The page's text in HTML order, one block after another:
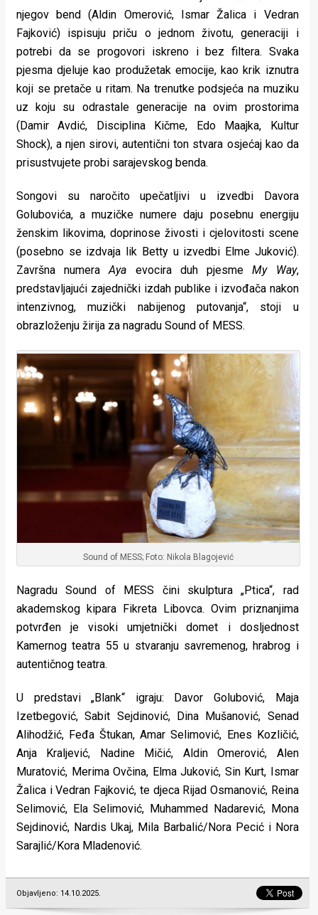
njegov bend (Aldin Omerović, Ismar Žalica i Vedran
Fajković) ispisuju priču o jednom životu, generaciji i
potrebi da se progovori iskreno i bez filtera. Svaka
pjesma djeluje kao produžetak emocije, kao krik iznutra
koji se pretače u ritam. Na trenutke podsjeća na muziku
uz koju su odrastale generacije na ovim prostorima
(Damir Avdić, Disciplina Kičme, Edo Maajka, Kultur
Shock), a njen sirovi, autentični ton stvara osjećaj kao da
prisustvujete probi sarajevskog benda.
Songovi su naročito upečatljivi u izvedbi Davora
Golubovića, a muzičke numere daju posebnu energiju
ženskim likovima, doprinose živosti i cjelovitosti scene
(posebno se izdvaja lik Betty u izvedbi Elme Juković).
Završna numeraAya evocira duh pjesmeMy Way,
predstavljajući zajednički izdah publike i izvođača nakon
intenzivnog, muzički nabijenog putovanja“, stoji u
obrazloženju žirija za nagradu Sound of MESS.
Sound of MESS; Foto: Nikola Blagojević
Nagradu Sound of MESS čini skulptura „Ptica“, rad
akademskog kipara Fikreta Libovca. Ovim priznanjima
potvrđen je visoki umjetnički domet i dosljednost
Kamernog teatra 55 u stvaranju savremenog, hrabrog i
autentičnog teatra.
U predstavi „Blank“ igraju: Davor Golubović, Maja
Izetbegović, Sabit Sejdinović, Dina Mušanović, Senad
Alihodžić, Feđa Štukan, Amar Selimović, Enes Kozličić,
Anja Kraljević, Nadine Mičić, Aldin Omerović, Alen
Muratović, Merima Ovčina, Elma Juković, Sin Kurt, Ismar
Žalica i Vedran Fajković, te djeca Rijad Osmanović, Reina
Selimović, Ela Selimović, Muhammed Nadarević, Mona
Sejdinović, Nardis Ukaj, Mila Barbalić/Nora Pecić i Nora
Sarajlić/Kora Mladenović.
Objavljeno: 14.10.2025.